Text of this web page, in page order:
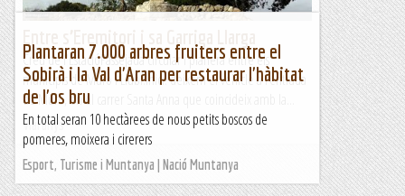
Creu de l'EstacióPassejada circular i planera entre els
municipis de Muro i Llubí.Inici: deixem el vehicle a l’entrada
de Muro, en el carrer Santa Anna que coincideix amb la...
Viaranys
Plantaran 7.000 arbres fruiters entre el
Sobirà i la Val d'Aran per restaurar l'hàbitat
de l'os bru
En total seran 10 hectàrees de nous petits boscos de
pomeres, moixera i cirerers
Esport, Turisme i Muntanya | Nació Muntanya